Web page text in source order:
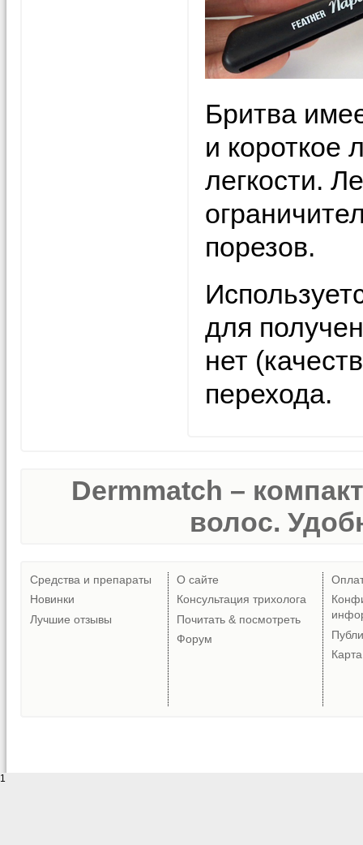
Бритва
и короткое
легкости.
порезов.
для
нет
перехода.
Dermmatch –
волос.
Средства и препараты
Новинки
Лучшие отзывы
О сайте
Консультация трихолога
Почитать & посмотреть
Форум
1